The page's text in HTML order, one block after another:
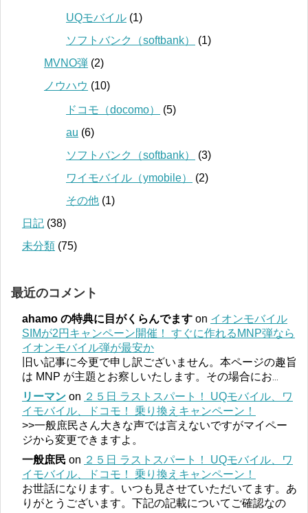
UQモバイル (1)
ソフトバンク（softbank）
(1)
MVNO弾 (2)
ノウハウ (10)
ドコモ（docomo）
(5)
au (6)
ソフトバンク（softbank）
(3)
ワイモバイル（ymobile）
(2)
その他 (1)
日記 (38)
未分類 (75)
最近のコメント
ahamo の特典に目がくらんでます on イオンモバイル
SIMが2円キャンペーン開催！ すぐに作れるMNP弾なら
イオンモバイル弾が最安か
旧い記事に今更で申し訳ございません。本ページの趣旨
は MNP が主題とお察しいたします。その場合にお
リーマン on ２５日 ラストスパート！ UQモバイル、ワ
イモバイル、ドコモ！ 乗り換えキャンペーン！
>>一般庶民さん大きな声では言えないですがマイペー
ジから変更できますよ。
一般庶民 on ２５日 ラストスパート！ UQモバイル、ワ
イモバイル、ドコモ！ 乗り換えキャンペーン！
お世話になります。いつも見させていただいてます。あ
りがとうございます。下記の記載についてご確認なの